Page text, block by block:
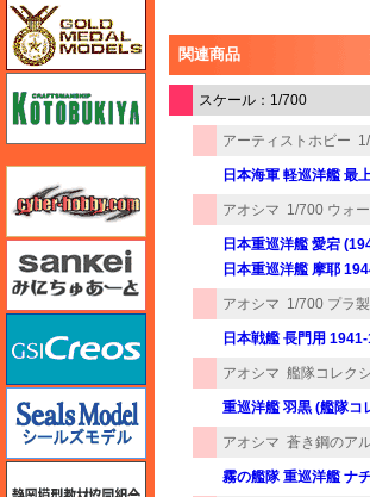
関連商品
スケール：1/700
アーティストホビー
日本海軍 軽巡洋艦 最
アオシマ 1/700 ウォ
日本重巡洋艦 愛宕
日本重巡洋艦 摩耶
アオシマ 1/700 プラ
日本戦艦 長門用
アオシマ 艦隊コレク
重巡洋艦 羽黒 (艦隊コ
アオシマ 蒼き鋼のア
霧の艦隊 重巡洋艦 ナ
コトブキヤ
サイバーホビー
さんけい みにちゅあーと
GSIクレオス
シールズモデル
静岡模型協同組合